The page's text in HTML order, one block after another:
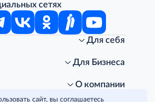
сетях
Для себя
клиентом METRO
Для Бизнеса
карту для бизнеса
О компании
сайт, вы соглашаетесь